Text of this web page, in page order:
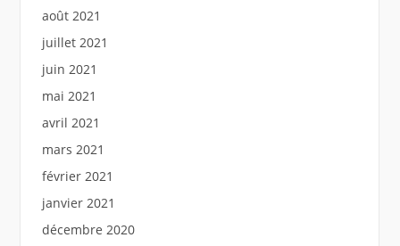
août 2021
juillet 2021
juin 2021
mai 2021
avril 2021
mars 2021
février 2021
janvier 2021
décembre 2020